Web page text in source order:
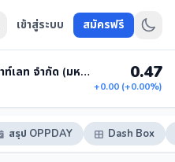
เข้าสู่ระบบ สมัครฟรี
บริษัท เอฟเอ็น แฟคตอรี่ เอ๊าท์เลท จำกัด (มหาชน) 0.47
+0.00 (+0.00%)
สรุป OPPDAY Dash Box